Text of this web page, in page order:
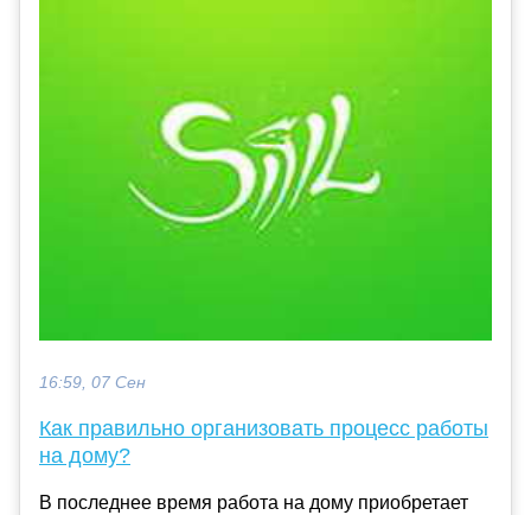
16:59, 07 Сен
Как правильно организовать процесс работы
на дому?
В последнее время работа на дому приобретает